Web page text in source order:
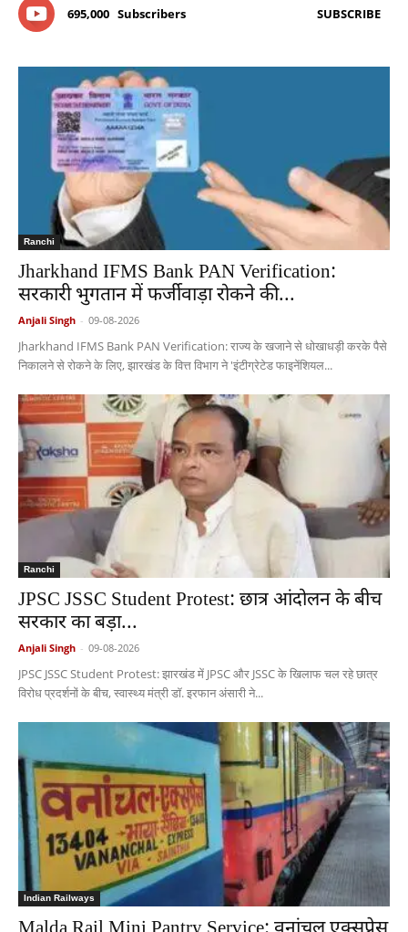
695,000 Subscribers SUBSCRIBE
Ranchi
Jharkhand IFMS Bank PAN Verification:
सरकारी भुगतान में फर्जीवाड़ा रोकने की...
Anjali Singh - 09-08-2026
Jharkhand IFMS Bank PAN Verification: राज्य के खजाने से धोखाधड़ी करके पैसे
निकालने से रोकने के लिए, झारखंड के वित्त विभाग ने 'इंटीग्रेटेड फाइनेंशियल...
Ranchi
JPSC JSSC Student Protest: छात्र आंदोलन के बीच
सरकार का बड़ा...
Anjali Singh - 09-08-2026
JPSC JSSC Student Protest: झारखंड में JPSC और JSSC के खिलाफ चल रहे छात्र
विरोध प्रदर्शनों के बीच, स्वास्थ्य मंत्री डॉ. इरफान अंसारी ने...
Indian Railways